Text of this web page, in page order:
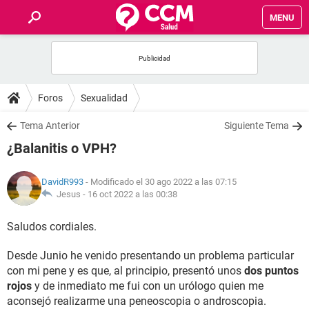
MENU
FOROS
SALUD
FAMILIA
NUTRICIÓN
BIENESTAR
SEXUALIDAD
GLOSARIO
Foros Sexualidad
Tema Anterior Siguiente Tema
¿Balanitis o VPH?
DavidR993 - Modificado el 30 ago 2022 a las 07:15
Jesus - 16 oct 2022 a las 00:38
Saludos cordiales.
Desde Junio he venido presentando un problema particular
con mi pene y es que, al principio, presentó unos dos puntos
rojos y de inmediato me fui con un urólogo quien me
aconsejó realizarme una peneoscopia o androscopia.